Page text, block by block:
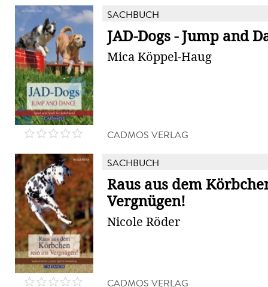
SACHBUCH
JAD-Dogs - Jump and
Mica Köppel-Haug
CADMOS VERLAG
SACHBUCH
Raus aus dem
Vergnügen!
Nicole Röder
CADMOS VERLAG